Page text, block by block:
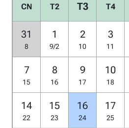
CN T2 T3 T4
31
8
1
9/2
2
10
3
11
7
15
8
16
9
17
10
18
14
22
15
23
16
24
17
25